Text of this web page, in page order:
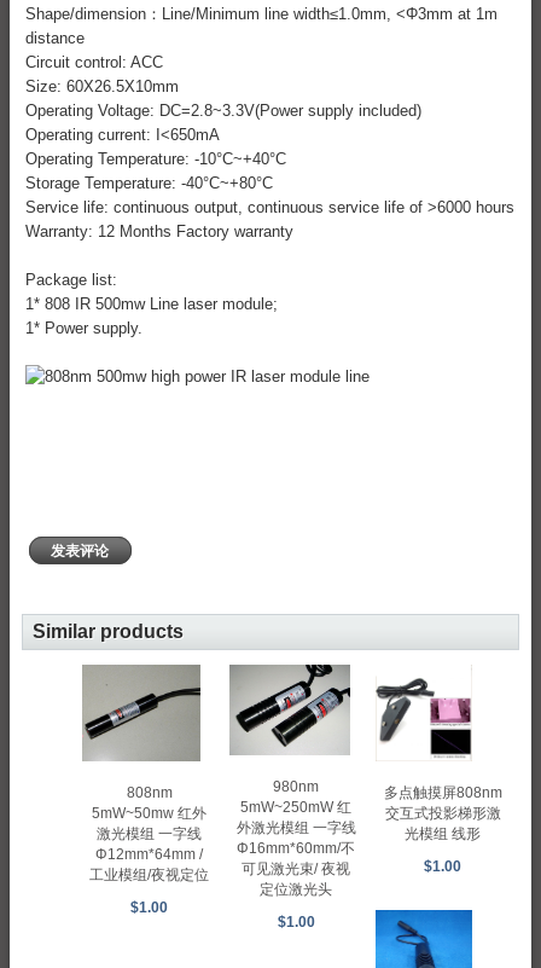
Shape/dimension：Line/Minimum line width≤1.0mm, <Φ3mm at 1m
distance
Circuit control: ACC
Size: 60X26.5X10mm
Operating Voltage: DC=2.8~3.3V(Power supply included)
Operating current: I<650mA
Operating Temperature: -10°C~+40°C
Storage Temperature: -40°C~+80°C
Service life: continuous output, continuous service life of >6000 hours
Warranty: 12 Months Factory warranty
Package list:
1* 808 IR 500mw Line laser module;
1* Power supply.
发表评论
Similar products
808nm
5mW~50mw 红外
激光模组 一字线
Φ12mm*64mm /
工业模组/夜视定位
$1.00
980nm
5mW~250mW 红
外激光模组 一字线
Φ16mm*60mm/不
可见激光束/ 夜视
定位激光头
$1.00
多点触摸屏808nm
交互式投影梯形激
光模组 线形
$1.00